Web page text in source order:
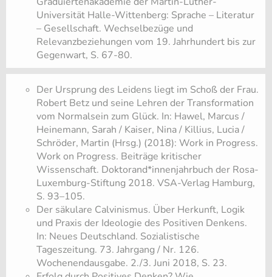
Universität Halle-Wittenberg: Sprache – Literatur
– Gesellschaft. Wechselbezüge und
Relevanzbeziehungen vom 19. Jahrhundert bis zur
Gegenwart, S. 67-80.
Der Ursprung des Leidens liegt im Schoß der Frau.
Robert Betz und seine Lehren der Transformation
vom Normalsein zum Glück. In: Hawel, Marcus /
Heinemann, Sarah / Kaiser, Nina / Killius, Lucia /
Schröder, Martin (Hrsg.) (2018): Work in Progress.
Work on Progress. Beiträge kritischer
Wissenschaft. Doktorand*innenjahrbuch der Rosa-
Luxemburg-Stiftung 2018. VSA-Verlag Hamburg,
S. 93–105.
Der säkulare Calvinismus. Über Herkunft, Logik
und Praxis der Ideologie des Positiven Denkens.
In: Neues Deutschland. Sozialistische
Tageszeitung. 73. Jahrgang / Nr. 126.
Wochenendausgabe. 2./3. Juni 2018, S. 23.